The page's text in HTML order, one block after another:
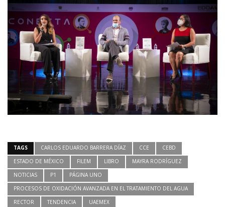
TAGS CARLOS EDUARDO BARRERA DÍAZ CCE
CEBD
ESTADO DE MÉXICO
FILEM LIBRO
MAYRA RODRÍGUEZ
NOTICIAS
P1
PÁGINA UNO
PROCESOS DE OXIDACIÓN AVANZADA EN EL TRATAMIENTO DEL AGUA
RECTOR
TENDENCIA UAEMEX